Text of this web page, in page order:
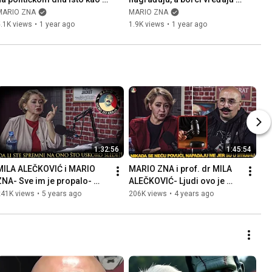
| Vladimir Pavićević |
Zna Clips
ZNA
views • 1 year ago
Nenad Stanić | Mario Zna
Clips
MARIO ZNA
1.9K views • 1 year ago
1:32:56
ALEČKOVIĆ i MARIO
Sve im je propalo-
sledi veliki
views • 5 years ago
1:45:54
MARIO ZNA i prof. dr MILA
ALEČKOVIĆ- Ljudi ovo je
kraj- Počela su suđenja u
206K views • 4 years ago